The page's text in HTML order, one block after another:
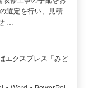
選定を行い、見積
…
エクスプレス「みど